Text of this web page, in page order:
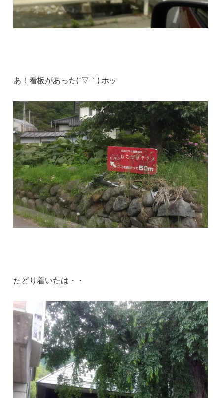
あ！看板があった(´▽｀) ホッ
たどり着いたは・・